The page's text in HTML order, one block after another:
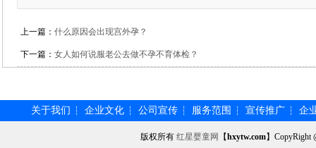
上一篇： 什么原因会出现宫外孕？
下一篇： 女人如何说服老公去做不孕不育体检？
关于我们 ┆ 企业文化 ┆ 公司宣传 ┆ 服务范围 ┆ 宣传推广 ┆ 企
版权所有 红星婴童网 【hxytw.com】CopyRight